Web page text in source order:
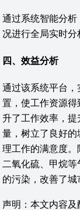
通过系统智能分
况进行全局实时分
四、效益分析
通过该系统平台
置，使工作资源
升了工作效率，
量，树立了良好
理工作的满意度
二氧化硫、甲烷
的污染，改善了城
声明：本文内容